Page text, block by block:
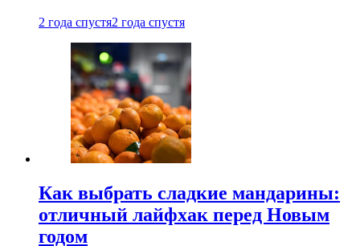
2 года спустя2 года спустя
Как выбрать сладкие мандарины:
отличный лайфхак перед Новым
годом